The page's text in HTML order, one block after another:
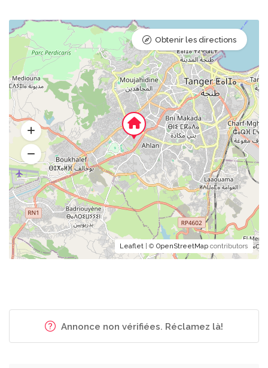
Leaflet | © OpenStreetMap contributors
Obtenir les directions
Annonce non vérifiées. Réclamez là!